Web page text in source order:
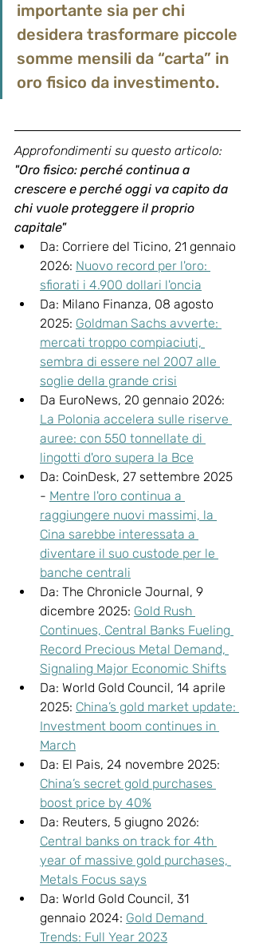
importante sia per chi
desidera trasformare piccole
somme mensili da “carta” in
oro fisico da investimento.
Approfondimenti su questo articolo:
"Oro fisico: perché continua a
crescere e perché oggi va capito da
chi vuole proteggere il proprio
capitale"
Da: Corriere del Ticino, 21 gennaio
2026: Nuovo record per l'oro:
sfiorati i 4.900 dollari l'oncia
Da: Milano Finanza, 08 agosto
2025: Goldman Sachs avverte:
mercati troppo compiaciuti,
sembra di essere nel 2007 alle
soglie della grande crisi
Da EuroNews, 20 gennaio 2026:
La Polonia accelera sulle riserve
auree: con 550 tonnellate di
lingotti d'oro supera la Bce
Da: CoinDesk, 27 settembre 2025
- Mentre l'oro continua a
raggiungere nuovi massimi, la
Cina sarebbe interessata a
diventare il suo custode per le
banche centrali
Da: The Chronicle Journal, 9
dicembre 2025: Gold Rush
Continues, Central Banks Fueling
Record Precious Metal Demand,
Signaling Major Economic Shifts
Da: World Gold Council, 14 aprile
2025: China’s gold market update:
Investment boom continues in
March
Da: El Pais, 24 novembre 2025:
China’s secret gold purchases
boost price by 40%
Da: Reuters, 5 giugno 2026:
Central banks on track for 4th
year of massive gold purchases,
Metals Focus says
Da: World Gold Council, 31
gennaio 2024: Gold Demand
Trends: Full Year 2023